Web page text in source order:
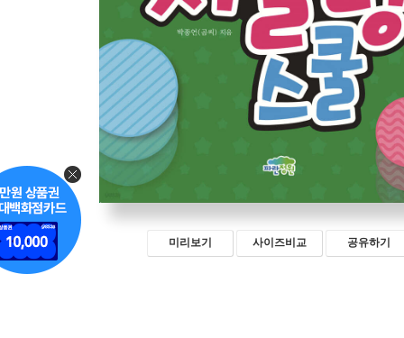
미리보기 사이즈비교 공유하기